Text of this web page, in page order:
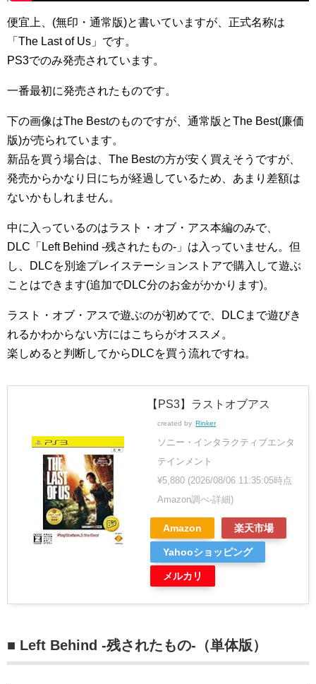
便宜上、(無印・通常版)と書いていますが、正式名称は
「The Last of Us」です。
PS3でのみ発売されています。
一番最初に発売されたものです。
下の画像はThe Bestのものですが、通常版とThe Best(廉価
版)が売られています。
新品を買う場合は、The Bestの方が安く買えそうですが、
発売からかなり日にちが経過しているため、あまり差額は
ないかもしれません。
中に入っているのはラスト・オブ・アス本編のみで、
DLC「Left Behind -残されたもの-」は入っていません。但
し、DLCを別途プレイステーションストアで購入して遊ぶ
ことはできます(追加でDLC分のお金がかかります)。
ラスト・オブ・アスで遊ぶのが初めてで、DLCまで遊びき
れるかわからない方にはこちらがオススメ。
楽しめると判断してからDLCを買う流れですね。
【PS3】ラストオブアス
created by Rinker
ソニー・インタラクティブエンタ
テインメント
¥5,880 (2026/08/06 11:35:05時点
Amazon調べ-詳細)
Amazon 楽天市場
Yahooショッピング
メルカリ
■ Left Behind -残されたもの-（単体版）